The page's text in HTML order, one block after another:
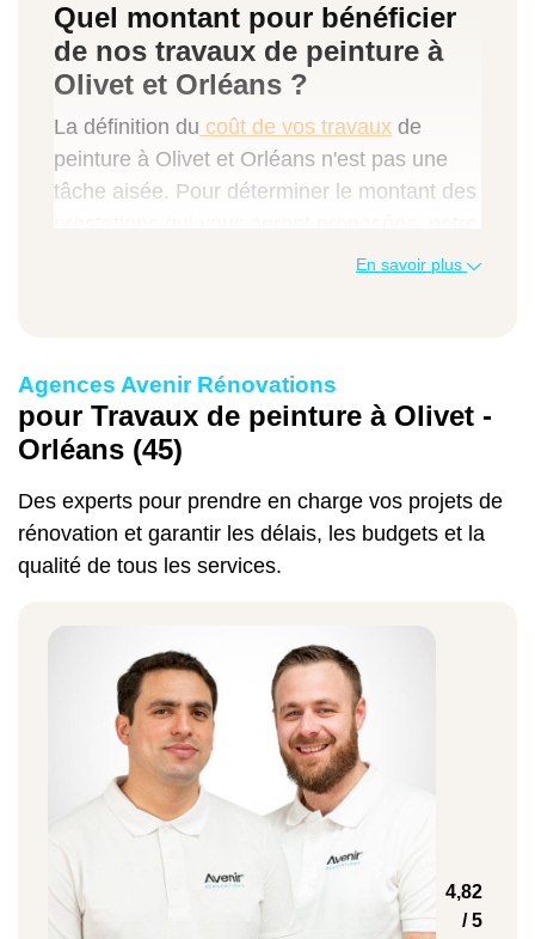
Quel montant pour bénéficier
de nos travaux de peinture à
Olivet et Orléans ?
La définition du coût de vos travaux de
peinture à Olivet et Orléans n'est pas une
tâche aisée. Pour déterminer le montant des
devis sur
le nombre de pièces à rénover,
la complexité de la tâche,
la peinture choisie,
Vous pouvez aussi utiliser notre simulateur
de prix en ligne pour prévoir votre budget.
Cet outil simple et pratique vous aidera à
travaux de peinture à Olivet, Orléans et
dans le Loiret (45)
Exemple de prix pour les travaux de peinture
à Olivet et Orléans (45)
En savoir plus
Agences Avenir Rénovations
pour Travaux de peinture à Olivet -
Orléans (45)
Des experts pour prendre en charge vos projets de
rénovation et garantir les délais, les budgets et la
qualité de tous les services.
4,82
/ 5